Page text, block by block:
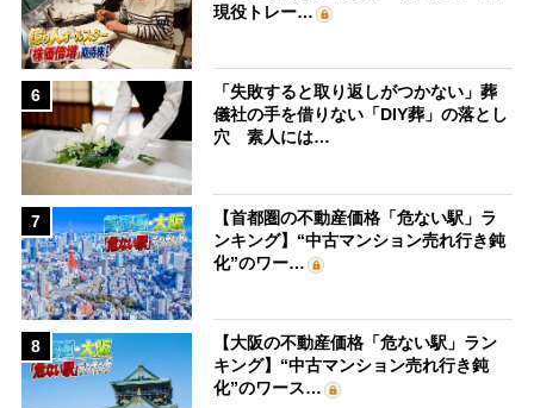
現役トレー…
6
「失敗すると取り返しがつかない」葬
儀社の手を借りない「DIY葬」の落とし
穴 素人には…
7
【首都圏の不動産価格「危ない駅」ラ
ンキング】“中古マンション売れ行き鈍
化”のワー…
8
【大阪の不動産価格「危ない駅」ラン
キング】“中古マンション売れ行き鈍
化”のワース…